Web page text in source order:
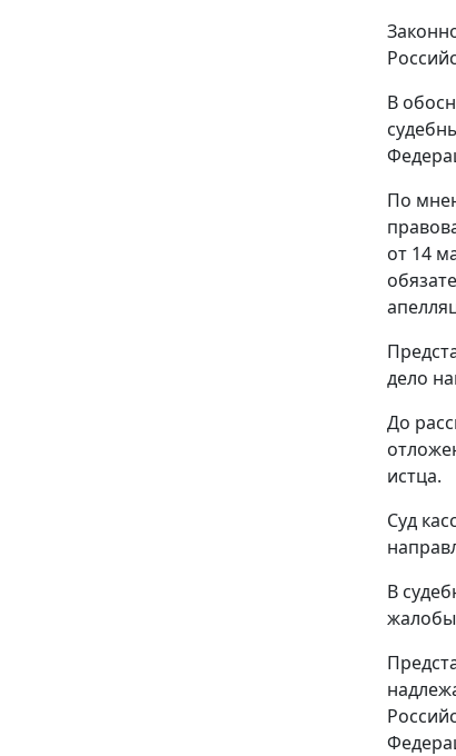
В
По
от 14
дело
До
истца.
Суд
В